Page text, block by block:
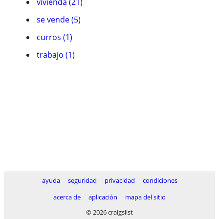
se vende (5)
curros (1)
trabajo (1)
ayuda seguridad privacidad
condiciones
acerca de
aplicación
mapa del sitio
© 2026 craigslist